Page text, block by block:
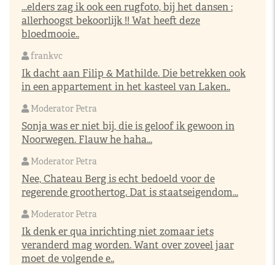
...elders zag ik ook een rugfoto, bij het dansen :
allerhoogst bekoorlijk !! Wat heeft deze
bloedmooie..
frankvc
Ik dacht aan Filip & Mathilde. Die betrekken ook
in een appartement in het kasteel van Laken..
Moderator Petra
Sonja was er niet bij, die is geloof ik gewoon in
Noorwegen. Flauw he haha...
Moderator Petra
Nee, Chateau Berg is echt bedoeld voor de
regerende groothertog. Dat is staatseigendom...
Moderator Petra
Ik denk er qua inrichting niet zomaar iets
veranderd mag worden. Want over zoveel jaar
moet de volgende e..